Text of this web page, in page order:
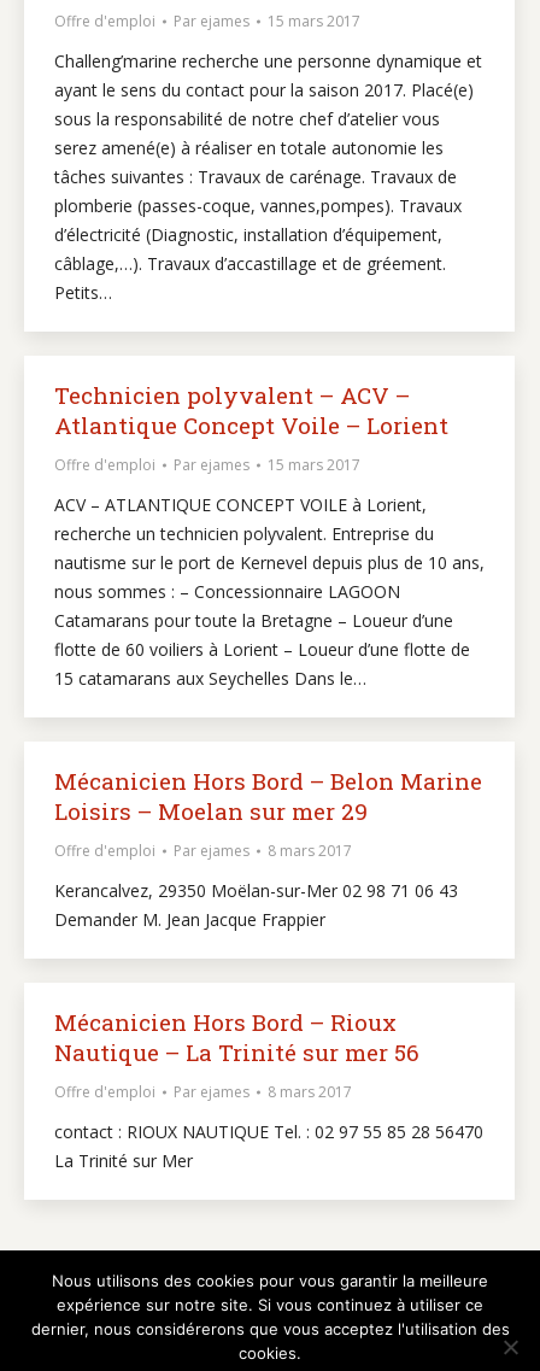
Offre d'emploi Par ejames 15 mars 2017
Challeng’marine recherche une personne dynamique et
ayant le sens du contact pour la saison 2017. Placé(e)
sous la responsabilité de notre chef d’atelier vous
serez amené(e) à réaliser en totale autonomie les
tâches suivantes : Travaux de carénage. Travaux de
plomberie (passes-coque, vannes,pompes). Travaux
d’électricité (Diagnostic, installation d’équipement,
câblage,…). Travaux d’accastillage et de gréement.
Petits…
Technicien polyvalent – ACV –
Atlantique Concept Voile – Lorient
Offre d'emploi Par ejames 15 mars 2017
ACV – ATLANTIQUE CONCEPT VOILE à Lorient,
recherche un technicien polyvalent. Entreprise du
nautisme sur le port de Kernevel depuis plus de 10 ans,
nous sommes : – Concessionnaire LAGOON
Catamarans pour toute la Bretagne – Loueur d’une
flotte de 60 voiliers à Lorient – Loueur d’une flotte de
15 catamarans aux Seychelles Dans le…
Mécanicien Hors Bord – Belon Marine
Loisirs – Moelan sur mer 29
Offre d'emploi Par ejames 8 mars 2017
Kerancalvez, 29350 Moëlan-sur-Mer 02 98 71 06 43
Demander M. Jean Jacque Frappier
Mécanicien Hors Bord – Rioux
Nautique – La Trinité sur mer 56
Offre d'emploi Par ejames 8 mars 2017
contact : RIOUX NAUTIQUE Tel. : 02 97 55 85 28 56470
La Trinité sur Mer
← 1 … 14 15 16 17 18 →
Nous utilisons des cookies pour vous garantir la meilleure
expérience sur notre site. Si vous continuez à utiliser ce
dernier, nous considérerons que vous acceptez l'utilisation des
cookies.